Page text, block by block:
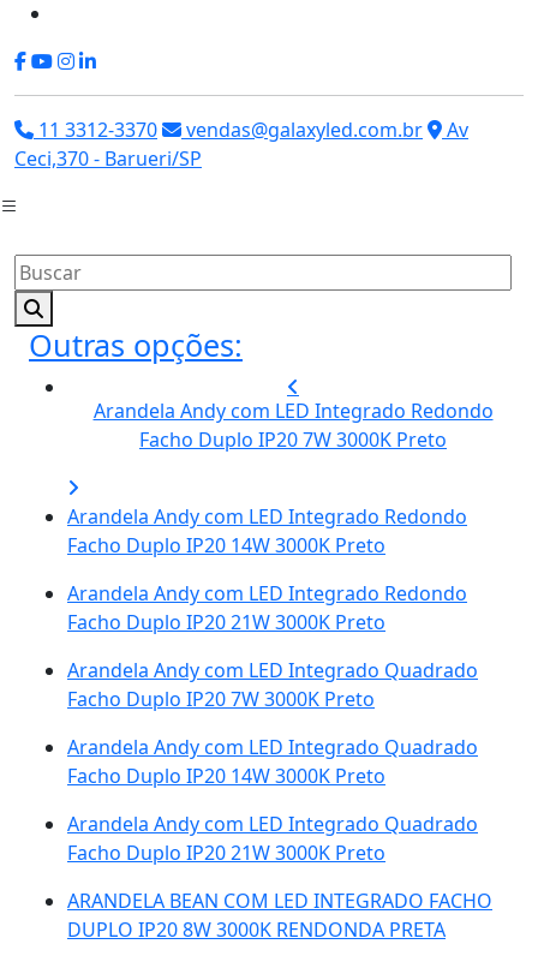
11 3312-3370 vendas@galaxyled.com.br
Av
Ceci,370 - Barueri/SP
Outras opções:
Arandela Andy com LED Integrado Redondo
Facho Duplo IP20 7W 3000K Preto
Arandela Andy com LED Integrado Redondo
Facho Duplo IP20 14W 3000K Preto
Arandela Andy com LED Integrado Redondo
Facho Duplo IP20 21W 3000K Preto
Arandela Andy com LED Integrado Quadrado
Facho Duplo IP20 7W 3000K Preto
Arandela Andy com LED Integrado Quadrado
Facho Duplo IP20 14W 3000K Preto
Arandela Andy com LED Integrado Quadrado
Facho Duplo IP20 21W 3000K Preto
ARANDELA BEAN COM LED INTEGRADO FACHO
DUPLO IP20 8W 3000K RENDONDA PRETA